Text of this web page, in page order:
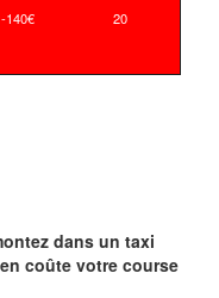
140€ 20
dans un taxi
coûte votre course